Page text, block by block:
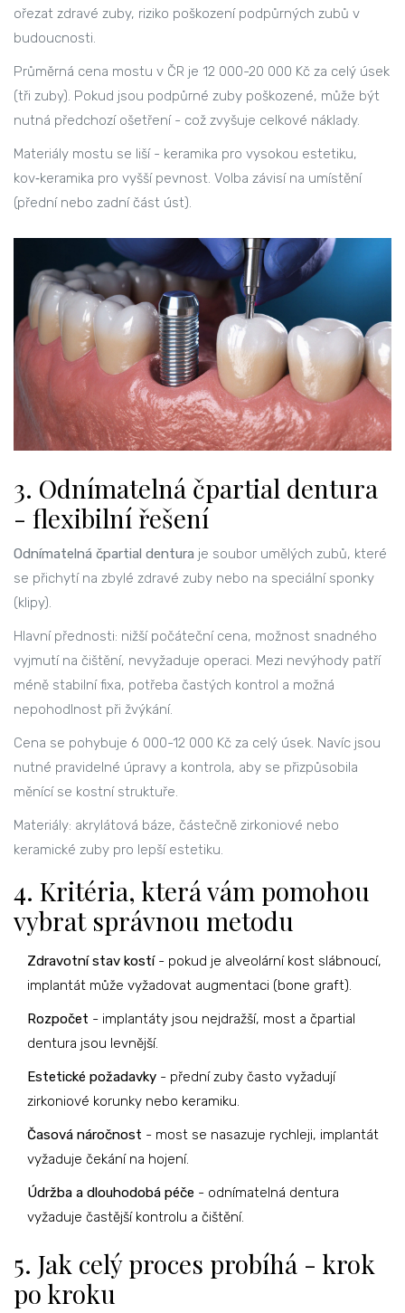
ořezat zdravé zuby, riziko poškození podpůrných zubů v
budoucnosti.
Průměrná cena mostu v ČR je 12 000-20 000 Kč za celý úsek
(tři zuby). Pokud jsou podpůrné zuby poškozené, může být
nutná předchozí ošetření - což zvyšuje celkové náklady.
Materiály mostu se liší - keramika pro vysokou estetiku,
kov‑keramika pro vyšší pevnost. Volba závisí na umístění
(přední nebo zadní část úst).
3. Odnímatelná čpartial dentura
- flexibilní řešení
Odnímatelná čpartial dentura je soubor umělých zubů, které
se přichytí na zbylé zdravé zuby nebo na speciální sponky
(klipy).
Hlavní přednosti: nižší počáteční cena, možnost snadného
vyjmutí na čištění, nevyžaduje operaci. Mezi nevýhody patří
méně stabilní fixa, potřeba častých kontrol a možná
nepohodlnost při žvýkání.
Cena se pohybuje 6 000-12 000 Kč za celý úsek. Navíc jsou
nutné pravidelné úpravy a kontrola, aby se přizpůsobila
měnící se kostní struktuře.
Materiály: akrylátová báze, částečně zirkoniové nebo
keramické zuby pro lepší estetiku.
4. Kritéria, která vám pomohou
vybrat správnou metodu
Zdravotní stav kostí- pokud je alveolární kost slábnoucí,
implantát může vyžadovat augmentaci (bone graft).
Rozpočet - implantáty jsou nejdražší, most a čpartial
dentura jsou levnější.
Estetické požadavky - přední zuby často vyžadují
zirkoniové korunky nebo keramiku.
Časová náročnost - most se nasazuje rychleji, implantát
vyžaduje čekání na hojení.
Údržba a dlouhodobá péče - odnímatelná dentura
vyžaduje častější kontrolu a čištění.
5. Jak celý proces probíhá - krok
po kroku